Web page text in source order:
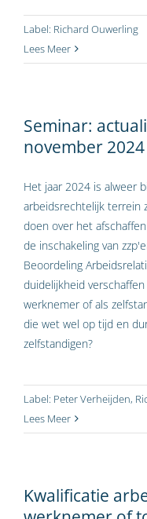
Label: Richard Ouwerling
Lees Meer
Seminar:
november 2024
Het jaar 2024 is alweer
arbeidsrechtelijk terrein
doen over het
de inschakeling van
Beoordeling
duidelijkheid
werknemer of als
die wet wel op tijd en
zelfstandigen?
Label: Peter Verheijden,
Lees Meer
Kwalificatie